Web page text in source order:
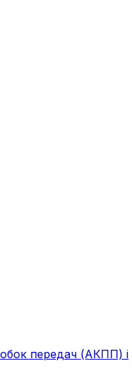
передач (АКПП) і